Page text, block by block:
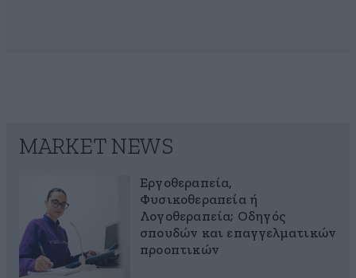
MARKET NEWS
Εργοθεραπεία,
Φυσικοθεραπεία ή
Λογοθεραπεία; Οδηγός
σπουδών και επαγγελματικών
προοπτικών